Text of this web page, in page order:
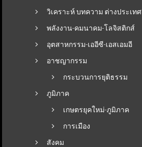
วิเคราะห์ บทความ ต่างประเทศ
พลังงาน-คมนาคม-โลจิสติกส์
อุตสาหกรรม-เออีซี-เอสเอมอี
อาชญากรรม
กระบวนการยุติธรรม
ภูมิภาค
เกษตรยุคใหม่-ภูมิภาค
การเมือง
สังคม